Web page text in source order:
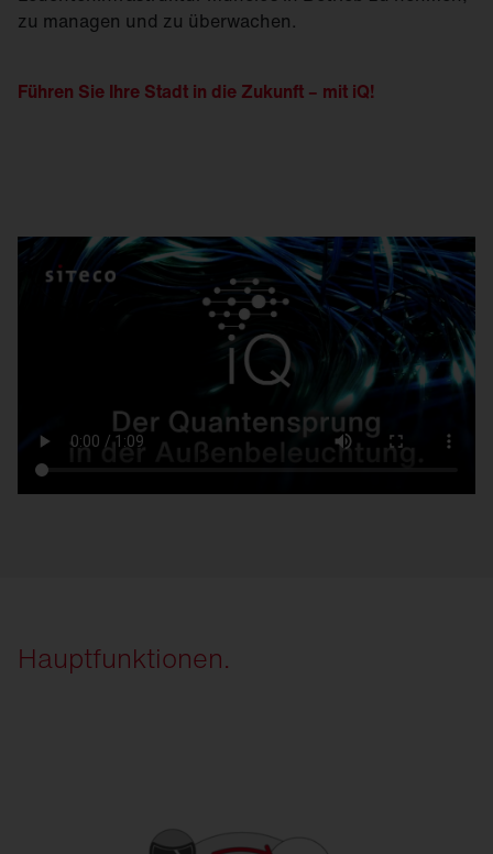
zu managen und zu überwachen.
Führen Sie Ihre Stadt in die Zukunft – mit iQ!
Hauptfunktionen.